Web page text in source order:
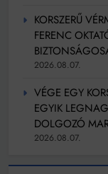
KORSZERŰ
FERENC
2026.08.07.
VÉGE EGY
EGYIK
DOLGOZÓ
2026.08.07.